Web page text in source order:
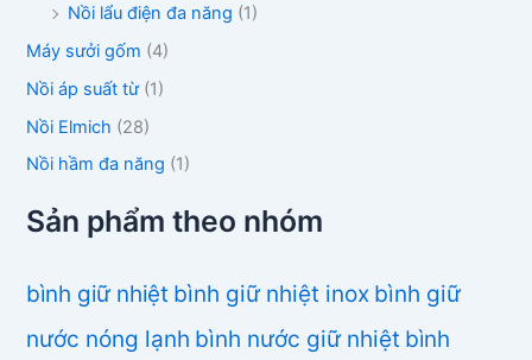
Nồi lẩu điện đa năng (1)
Máy sưởi gốm (4)
Nồi áp suất từ (1)
Nồi Elmich (28)
Nồi hầm đa năng (1)
Sản phẩm theo nhóm
bình giữ nhiệt bình giữ nhiệt inox bình giữ
nước nóng lạnh bình nước giữ nhiệt bình